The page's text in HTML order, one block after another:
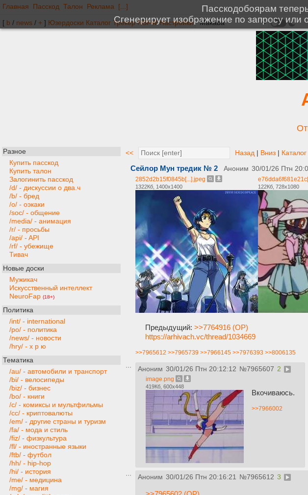
Главная Пасскод Талон Реклама [...]
[ b / news / + ] Юзердоски Каталог Трекер NSFW Настройки
Разное
Купить пасскод
Купить талон
Залогинить пасскод
/d/ - дискуссии о два.ч
/b/ - бред
/o/ - оэкаки
/soc/ - общение
/media/ - анимация
/r/ - просьбы
/api/ - API
/rf/ - убежище
Тивач
Новые доски
Мужикач
Искусственный интеллект
NeuroFap (18+)
Политика
/int/ - international
/po/ - политика
/news/ - новости
/hry/ - х р ю
Тематика
/au/ - автомобили и транспорт
/bi/ - велосипеды
/biz/ - бизнес
/bo/ - книги
/c/ - комиксы и мультфильмы
/cc/ - криптовалюты
/em/ - другие страны и туризм
/fa/ - мода и стиль
/fiz/ - физкультура
/fl/ - иностранные языки
/ftb/ - футбол
/hh/ - hip-hop
/hi/ - история
/me/ - медицина
/mg/ - магия
<< Назад | Вниз | Каталог
Сейлор Мун тредик № 2 Аноним 30/01/26 Птн
2852d2b15f0845b[...].jpeg
1322Кб, 1400x1400 122Кб, 728x1080
Предыдущий: >>7764916 (OP)
https://arhivach.vc/thread/1034669
>>7965612 >>7965739 >>7966145 >>7976393 >>8006135
Аноним 30/01/26 Птн 20:12:12 №7965607 2
image.png
419Кб, 600x448
Вкочиваюсь.
>>7966002
Аноним 30/01/26 Птн 20:16:21 №7965612 3